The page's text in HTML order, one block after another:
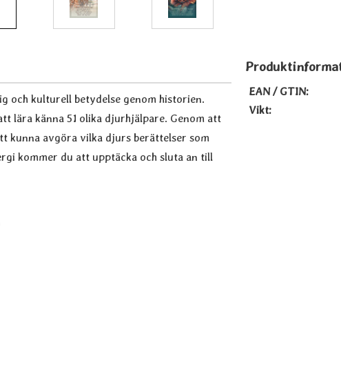
och kulturell betydelse genom historien.
lära känna 51 olika djurhjälpare. Genom att
kunna avgöra vilka djurs berättelser som
kommer du att upptäcka och sluta an till
EAN / GTIN:
Vikt: